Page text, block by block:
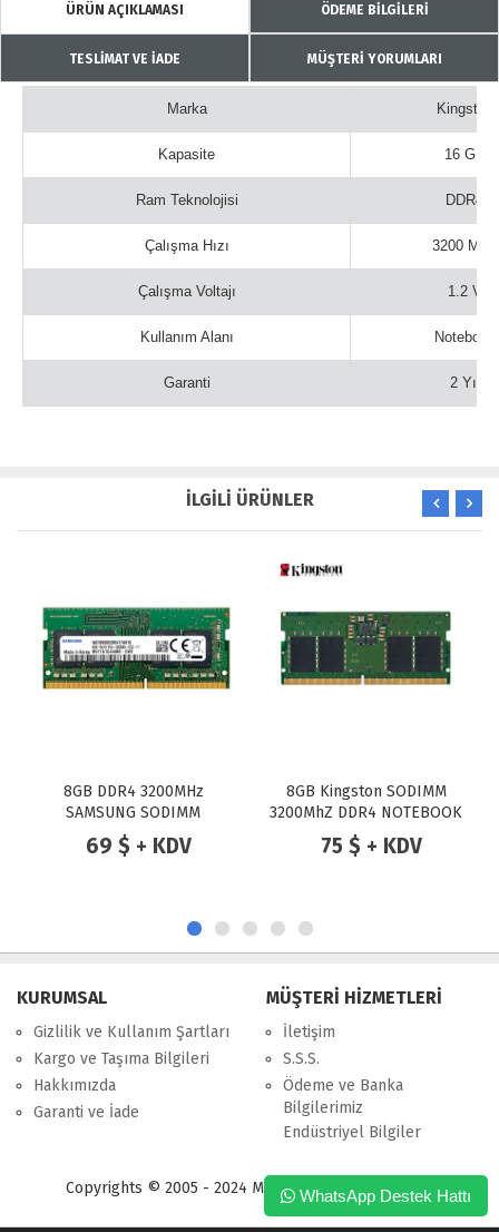
ÜRÜN AÇIKLAMASI ÖDEME BİLGİLERİ
TESLİMAT VE İADE MÜŞTERİ YORUMLARI
Marka Kingston
Kapasite 16 GB
Ram Teknolojisi DDR4
Çalışma Hızı 3200 MHz
Çalışma Voltajı 1.2 V
Kullanım Alanı Notebook
Garanti 2 Yıl
İLGİLİ ÜRÜNLER
DDR4 3200MHz
SODIMM
69 $ + KDV
8GB Kingston SODIMM
3200MhZ DDR4 NOTEBOOK
75 $ + KDV
4GB
KURUMSAL
Gizlilik ve Kullanım Şartları
Kargo ve Taşıma Bilgileri
Hakkımızda
Garanti ve İade
MÜŞTERİ HİZMETLERİ
İletişim
S.S.S.
Ödeme ve Banka
Bilgilerimiz
Endüstriyel Bilgiler
Copyrights © 2005 - 2024 Merpa Bilgi İşlem Ltd. Şti.
WhatsApp Destek Hattı